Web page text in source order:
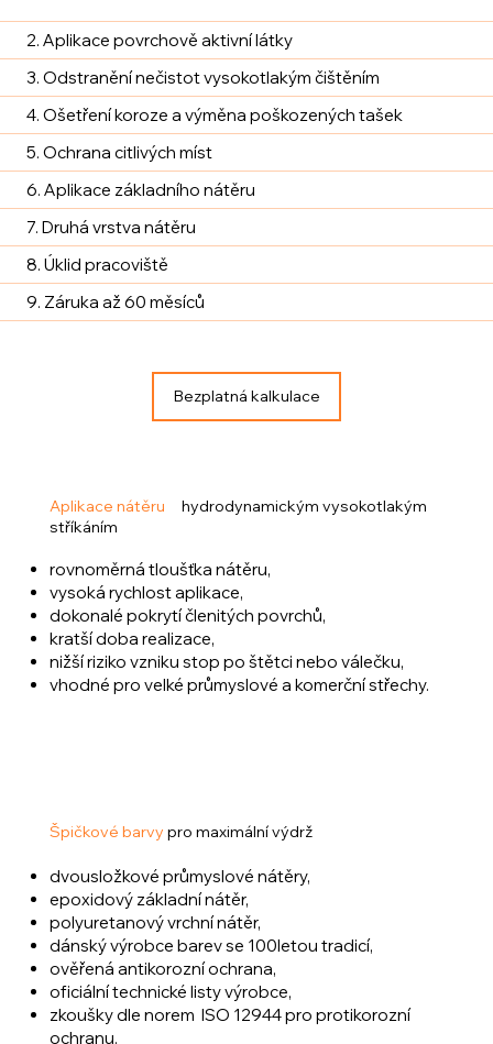
2. Aplikace povrchově aktivní látky
3. Odstranění nečistot vysokotlakým čištěním
4. Ošetření koroze a výměna poškozených tašek
5. Ochrana citlivých míst
6. Aplikace základního nátěru
7. Druhá vrstva nátěru
8. Úklid pracoviště
9. Záruka až 60 měsíců
Bezplatná kalkulace
Aplikace nátěru hydrodynamickým vysokotlakým
stříkáním
rovnoměrná tloušťka nátěru,
vysoká rychlost aplikace,
dokonalé pokrytí členitých povrchů,
kratší doba realizace,
nižší riziko vzniku stop po štětci nebo válečku,
vhodné pro velké průmyslové a komerční střechy.
Špičkové barvy pro maximální výdrž
dvousložkové průmyslové nátěry,
epoxidový základní nátěr,
polyuretanový vrchní nátěr,
dánský výrobce barev se 100letou tradicí,
ověřená antikorozní ochrana,
oficiální technické listy výrobce,
zkoušky dle norem ISO 12944 pro protikorozní
ochranu.